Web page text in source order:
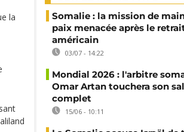
la
Somalie : la mission de
paix menacée après le
américain
03/07 - 14:22
Mondial 2026 : l'arbitre
Omar Artan touchera son
complet
15/06 - 10:11